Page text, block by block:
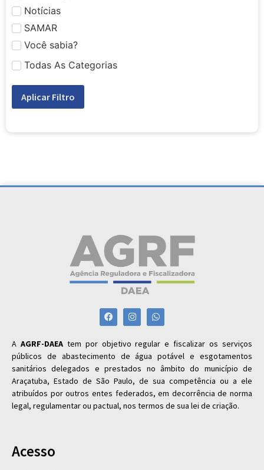
Notícias
SAMAR
Você sabia?
Todas As Categorias
Aplicar Filtro
A AGRF-DAEAtem por objetivo regular e fiscalizar os serviços
públicos de abastecimento de água potável e esgotamentos
sanitários delegados e prestados no âmbito do município de
Araçatuba, Estado de São Paulo, de sua competência ou a ele
atribuídos por outros entes federados, em decorrência de norma
legal, regulamentar ou pactual, nos termos de sua lei de criação.
Acesso